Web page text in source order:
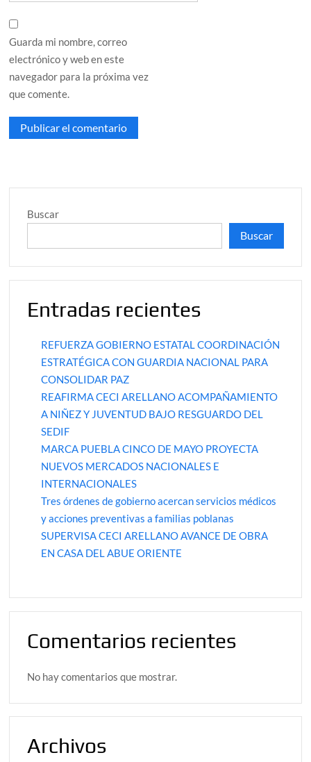
Guarda mi nombre, correo
electrónico y web en este
navegador para la próxima vez
que comente.
Buscar
Buscar
Entradas recientes
REFUERZA GOBIERNO ESTATAL COORDINACIÓN
ESTRATÉGICA CON GUARDIA NACIONAL PARA
CONSOLIDAR PAZ
REAFIRMA CECI ARELLANO ACOMPAÑAMIENTO
A NIÑEZ Y JUVENTUD BAJO RESGUARDO DEL
SEDIF
MARCA PUEBLA CINCO DE MAYO PROYECTA
NUEVOS MERCADOS NACIONALES E
INTERNACIONALES
Tres órdenes de gobierno acercan servicios médicos
y acciones preventivas a familias poblanas
SUPERVISA CECI ARELLANO AVANCE DE OBRA
EN CASA DEL ABUE ORIENTE
Comentarios recientes
No hay comentarios que mostrar.
Archivos